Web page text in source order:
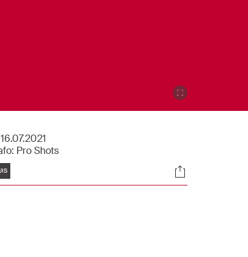
16.07.2021
Pro Shots
Sociales